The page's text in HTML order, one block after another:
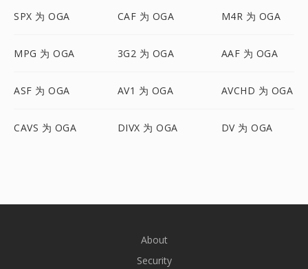
SPX 为 OGA CAF 为 OGA M4R 为 OGA
MPG 为 OGA 3G2 为 OGA AAF 为 OGA
ASF 为 OGA AV1 为 OGA AVCHD 为 OGA
CAVS 为 OGA DIVX 为 OGA DV 为 OGA
About
Security